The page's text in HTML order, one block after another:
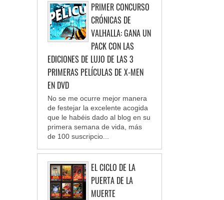
PRIMER CONCURSO
CRÓNICAS DE
VALHALLA: GANA UN
PACK CON LAS
EDICIONES DE LUJO DE LAS 3
PRIMERAS PELÍCULAS DE X-MEN
EN DVD
No se me ocurre mejor manera
de festejar la excelente acogida
que le habéis dado al blog en su
primera semana de vida, más
de 100 suscripcio...
EL CICLO DE LA
PUERTA DE LA
MUERTE